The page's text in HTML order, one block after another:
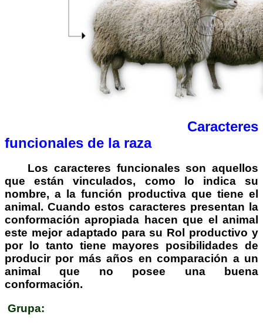
Caracteres
funcionales de la raza
Los caracteres funcionales son aquellos
que están vinculados, como lo indica su
nombre, a la función productiva que tiene el
animal. Cuando estos caracteres presentan la
conformación apropiada hacen que el animal
este mejor adaptado para su Rol productivo y
por lo tanto tiene mayores posibilidades de
producir por más años en comparación a un
animal que no posee una buena
conformación.
Grupa: